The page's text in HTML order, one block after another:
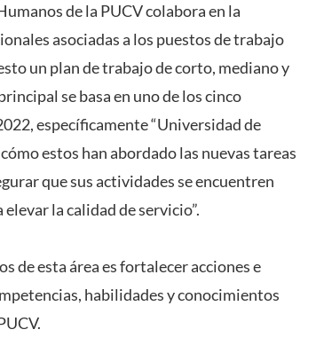
de la PUCV colabora en la
asociadas a los puestos de trabajo
un plan de trabajo de corto, mediano y
se basa en uno de los cinco
específicamente “Universidad de
estos han abordado las nuevas tareas
que sus actividades se encuentren
la calidad de servicio”.
de esta área es fortalecer acciones e
habilidades y conocimientos